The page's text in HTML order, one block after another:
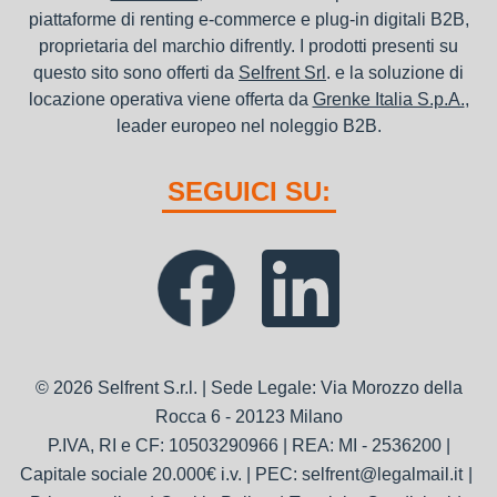
piattaforme di renting e-commerce e plug-in digitali B2B,
proprietaria del marchio difrently. I prodotti presenti su
questo sito sono offerti da Selfrent Srl . e la soluzione di
locazione operativa viene offerta da Grenke Italia S.p.A.,
leader europeo nel noleggio B2B.
SEGUICI SU:
© 2026 Selfrent S.r.l. | Sede Legale: Via Morozzo della
Rocca 6 - 20123 Milano
P.IVA, RI e CF: 10503290966 | REA: MI - 2536200 |
Capitale sociale 20.000€ i.v. | PEC: selfrent@legalmail.it